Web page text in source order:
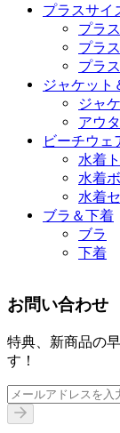
プラスサイ
プラ
プラ
プラ
ジャケット
ジャ
アウ
ビーチウェ
水着
水着
水着
ブラ＆下着
ブラ
下着
お問い合わせ
特典、新商品の
す！